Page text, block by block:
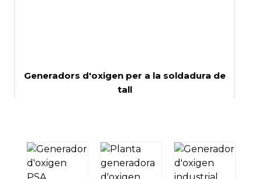
Generadors d'oxigen per a la soldadura de
tall